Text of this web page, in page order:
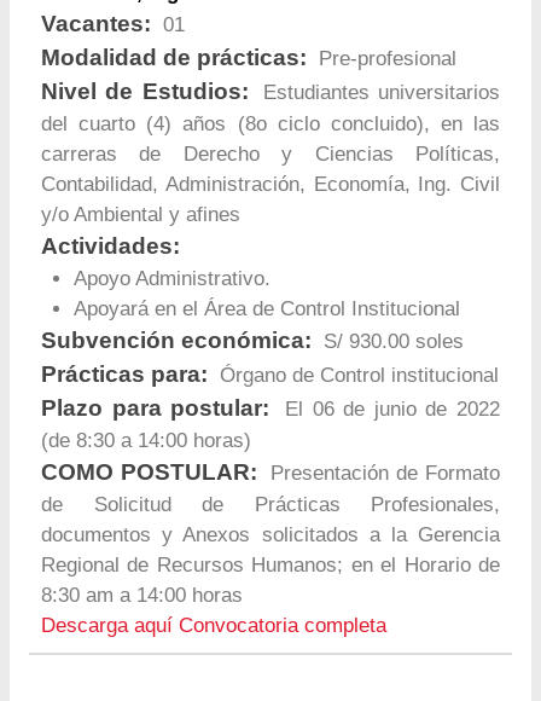
Vacantes: 01
Modalidad de prácticas: Pre-profesional
Nivel de Estudios:
Estudiantes universitarios
del cuarto (4) años (8o ciclo concluido), en las
carreras de Derecho y Ciencias Políticas,
Contabilidad, Administración, Economía, Ing. Civil
y/o Ambiental y afines
Actividades:
Apoyo Administrativo.
Apoyará en el Área de Control Institucional
Subvención económica: S/ 930.00 soles
Prácticas para: Órgano de Control institucional
Plazo para postular:
El 06 de junio de 2022
(de 8:30 a 14:00 horas)
COMO POSTULAR:
Presentación de Formato
de Solicitud de Prácticas Profesionales,
documentos y Anexos solicitados a la Gerencia
Regional de Recursos Humanos; en el Horario de
8:30 am a 14:00 horas
Descarga aquí Convocatoria completa